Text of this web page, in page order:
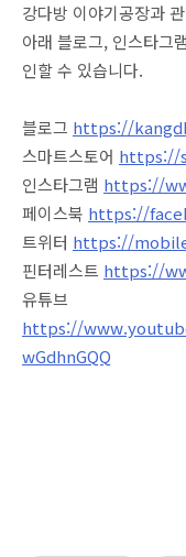
강다방 이야기공장과
아래 블로그, 인스타그
인할 수 있습니다.​
블로그 https://
스마트스토어 https://
인스타그램 https://
페이스북 https://
트위터 https://
핀터레스트 https://
유튜브
https://
wGdhnGQQ